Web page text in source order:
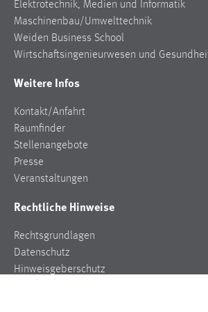
Elektrotechnik, Medien und Informatik
Maschinenbau/Umwelttechnik
Weiden Business School
Wirtschaftsingenieurwesen und
Weitere Infos
Kontakt/Anfahrt
Raumfinder
Stellenangebote
Presse
Veranstaltungen
Rechtliche Hinweise
Rechtsgrundlagen
Datenschutz
Hinweisgeberschutz
Cookie Laufzeit:
Max. 13 Monate
Marketing Cookies werden von
verwendet, um personalisierte
Sie tun dies, indem sie Besucher
hinweg verfolgen.
Google Ads
Name:
_gcl_au
Anbieter: